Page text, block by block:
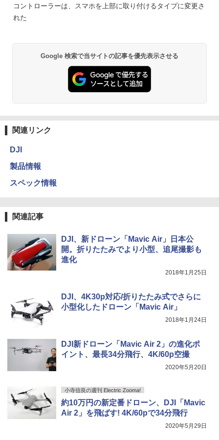
コントローラーは、スマホを上部に取り付けるタイプに変更さ
れた
Google 検索で当サイトの記事を優先表示させる
関連リンク
DJI
製品情報
スペック情報
関連記事
DJI、新ドローン「Mavic Air」日本公
開。折りたたみでより小型、追尾撮影も
進化
2018年1月25日
DJI、4K30p対応/折りたたみ式でさらに
小型化したドローン「Mavic Air」
2018年1月24日
DJI新ドローン「Mavic Air 2」の進化ポ
イント、最長34分飛行、4K/60p空撮
2020年5月20日
小寺信良の週刊 Electric Zooma!
約10万円の新定番ドローン、DJI「Mavic
Air 2」を飛ばす! 4K/60pで34分飛行
2020年5月29日